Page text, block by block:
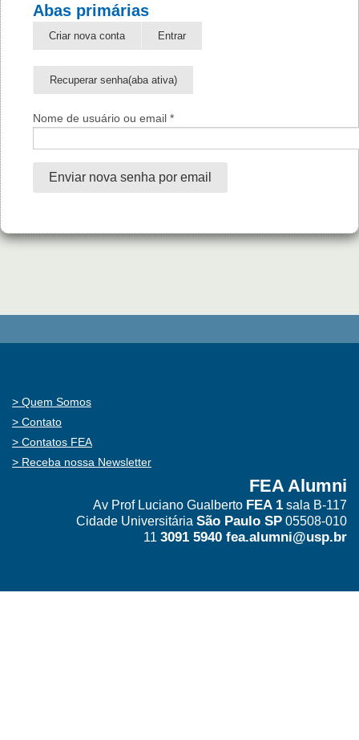
Abas primárias
Criar nova conta Entrar
Recuperar senha(aba ativa)
Nome de usuário ou email *
Enviar nova senha por email
Quem Somos
Contato
Contatos FEA
Receba nossa Newsletter
FEA Alumni
Av Prof Luciano Gualberto FEA 1 sala B-117
Cidade Universitária São Paulo SP 05508-010
11 3091 5940 fea.alumni@usp.br